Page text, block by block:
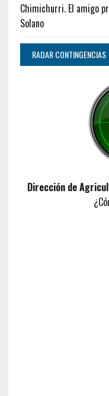
Chimichurri. El amigo
Solano
RADAR CONTINGENCIAS
Dirección de